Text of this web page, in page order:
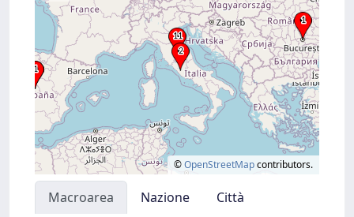
©OpenStreetMapcontributors.
Macroarea Nazione
Città